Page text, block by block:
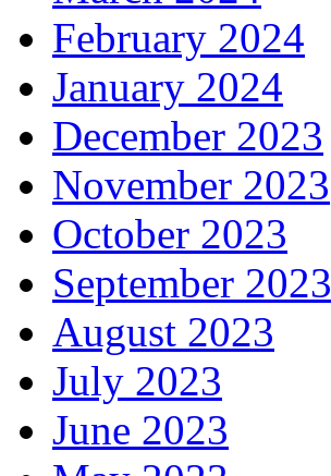
February 2024
January 2024
December 2023
November 2023
October 2023
September 2023
August 2023
July 2023
June 2023